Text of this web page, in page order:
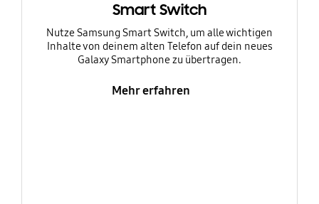
Smart Switch
Nutze Samsung Smart Switch, um alle wichtigen
Inhalte von deinem alten Telefon auf dein neues
Galaxy Smartphone zu übertragen.
Mehr erfahren